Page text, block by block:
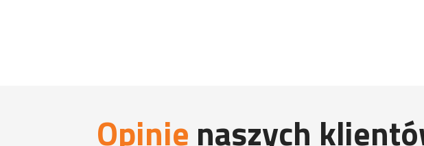
Opinie naszych